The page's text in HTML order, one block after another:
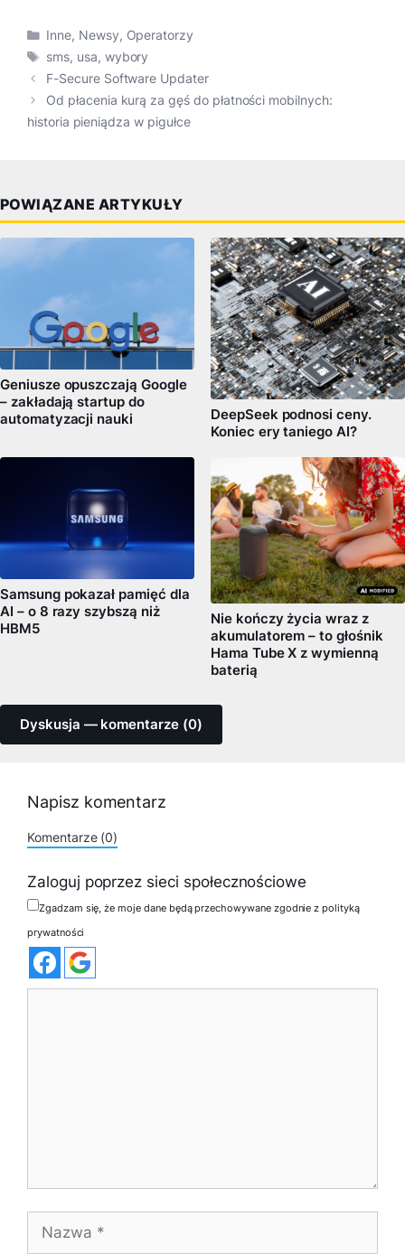
Kategorie
Inne, Newsy, Operatorzy
Tagi
sms, usa, wybory
F-Secure Software Updater
Od płacenia kurą za gęś do płatności mobilnych:
historia pieniądza w pigułce
POWIĄZANE ARTYKUŁY
Geniusze opuszczają Google
– zakładają startup do
automatyzacji nauki
DeepSeek podnosi ceny.
Koniec ery taniego AI?
Samsung pokazał pamięć dla
AI – o 8 razy szybszą niż
HBM5
Nie kończy życia wraz z
akumulatorem – to głośnik
Hama Tube X z wymienną
baterią
Dyskusja — komentarze (0)
Napisz komentarz
Komentarze (0)
Zaloguj poprzez sieci społecznościowe
Zgadzam się, że moje dane będą przechowywane zgodnie z polityką
prywatności
Nazwa